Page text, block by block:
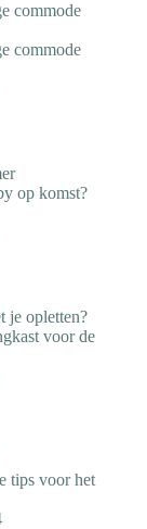
commode
commode
op komst?
je opletten?
voor de
tips voor het